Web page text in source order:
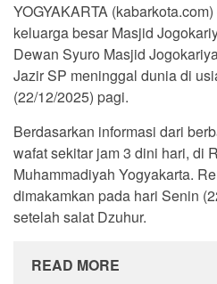
YOGYAKARTA
keluarga besar Masjid
Dewan Syuro Masjid
Jazir SP meninggal dunia di
(22/12/2025) pagi.
Berdasarkan informasi dari
wafat sekitar jam 3 dini hari, di
Muhammadiyah Yogyakarta.
dimakamkan pada hari Senin
setelah salat Dzuhur.
READ MORE